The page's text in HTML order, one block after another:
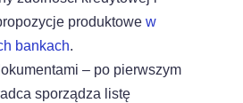
produktowe w
bankach.
– po pierwszym
sporządza listę
jakie dane zbieramy w
zbieramy.
się zgodzić.